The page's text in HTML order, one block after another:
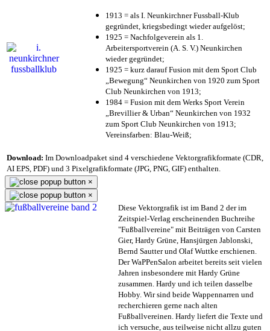
1913 = als I. Neunkirchner Fussball-Klub
gegründet, kriegsbedingt wieder aufgelöst;
1925 = Nachfolgeverein als 1.
Arbeitersportverein (A. S. V.) Neunkirchen
wieder gegründet;
1925 = kurz darauf Fusion mit dem Sport Club
„Bewegung“ Neunkirchen von 1920 zum Sport
Club Neunkirchen von 1913;
1984 = Fusion mit dem Werks Sport Verein
„Brevillier & Urban“ Neunkirchen von 1932
zum Sport Club Neunkirchen von 1913;
Vereinsfarben: Blau-Weiß;
Download: Im Downloadpaket sind 4 verschiedene Vektorgrafikformate (CDR,
AI EPS, PDF) und 3 Pixelgrafikformate (JPG, PNG, GIF) enthalten.
×
×
Diese Vektorgrafik ist im Band 2 der im
Zeitspiel-Verlag erscheinenden Buchreihe
"Fußballvereine" mit Beiträgen von Carsten
Gier, Hardy Grüne, Hansjürgen Jablonski,
Bernd Sautter und Olaf Wuttke erschienen.
Der WaPPenSalon arbeitet bereits seit vielen
Jahren insbesondere mit Hardy Grüne
zusammen. Hardy und ich teilen dasselbe
Hobby. Wir sind beide Wappennarren und
recherchieren gerne nach alten
Fußballvereinen. Hardy liefert die Texte und
ich versuche, aus teilweise nicht allzu guten